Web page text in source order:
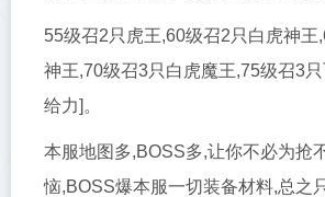
55级召2只虎王,60级召2只白虎神王
神王,70级召3只白虎魔王,75级召3
给力]。
本服地图多,BOSS多,让你不必为抢
恼,BOSS爆本服一切装备材料,总之